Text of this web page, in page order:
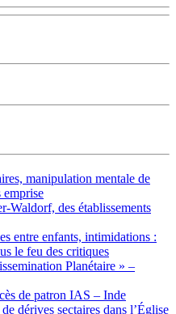
manipulation mentale de
emprise
Waldorf, des établissements
entre enfants, intimidations :
le feu des critiques
Planétaire » –
de patron IAS – Inde
dérives sectaires dans l’Église